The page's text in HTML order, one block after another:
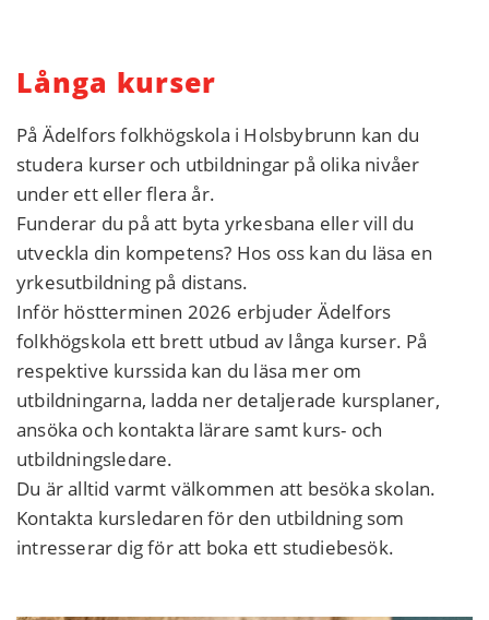
Långa kurser
På Ädelfors folkhögskola i Holsbybrunn kan du
studera kurser och utbildningar på olika nivåer
under ett eller flera år.
Funderar du på att byta yrkesbana eller vill du
utveckla din kompetens? Hos oss kan du läsa en
yrkesutbildning på distans.
Inför höstterminen 2026 erbjuder Ädelfors
folkhögskola ett brett utbud av långa kurser. På
respektive kurssida kan du läsa mer om
utbildningarna, ladda ner detaljerade kursplaner,
ansöka och kontakta lärare samt kurs- och
utbildningsledare.
Du är alltid varmt välkommen att besöka skolan.
Kontakta kursledaren för den utbildning som
intresserar dig för att boka ett studiebesök.